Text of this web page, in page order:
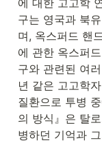
구는 영국과 북
며, 옥스퍼드 핸
에 관한 옥스퍼
구와 관련된 여
년 같은 고고학
질환으로 투병
의 방식』은 탈
병하던 기억과